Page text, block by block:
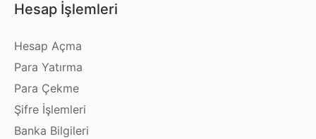
Hesap İşlemleri
Hesap Açma
Para Yatırma
Para Çekme
Şifre İşlemleri
Banka Bilgileri